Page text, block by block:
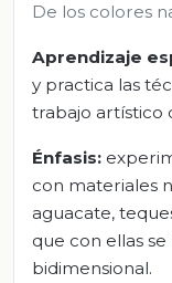
De los colores
Aprendizaje
y practica las
trabajo artístico
Énfasis:
con materiales
aguacate,
que con ellas
bidimensional.